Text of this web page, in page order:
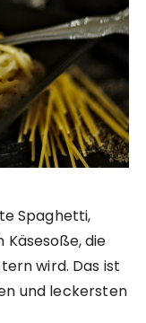
Spaghetti,
die
wird. Das ist
und leckersten